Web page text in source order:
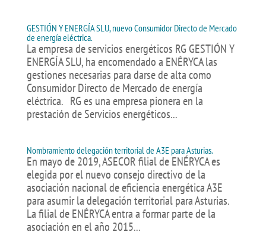
GESTIÓN Y ENERGÍA SLU, nuevo Consumidor Directo de Mercado
de energía eléctrica.
La empresa de servicios energéticos RG GESTIÓN Y
ENERGÍA SLU, ha encomendado a ENÉRYCA las
gestiones necesarias para darse de alta como
Consumidor Directo de Mercado de energía
eléctrica. RG es una empresa pionera en la
prestación de Servicios energéticos...
Nombramiento delegación territorial de A3E para Asturias.
En mayo de 2019, ASECOR filial de ENÉRYCA es
elegida por el nuevo consejo directivo de la
asociación nacional de eficiencia energética A3E
para asumir la delegación territorial para Asturias.
La filial de ENÉRYCA entra a formar parte de la
asociación en el año 2015...